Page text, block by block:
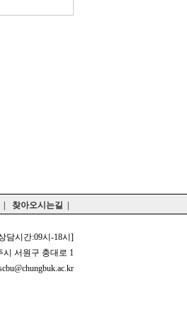
찾아오시는길
담시간:09시-18시]
시 서원구 충대로 1